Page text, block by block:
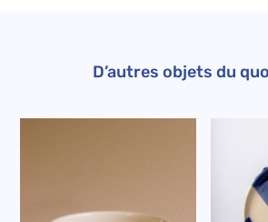
D’autres objets du